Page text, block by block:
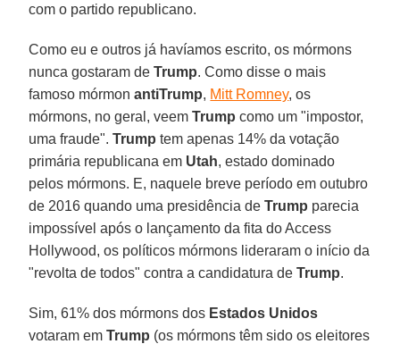
com o partido republicano.
Como eu e outros já havíamos escrito, os mórmons
nunca gostaram deTrump. Como disse o mais
famoso mórmonantiTrump, Mitt Romney, os
mórmons, no geral, veemTrump como um "impostor,
uma fraude".Trump tem apenas 14% da votação
primária republicana em Utah, estado dominado
pelos mórmons. E, naquele breve período em outubro
de 2016 quando uma presidência deTrump parecia
impossível após o lançamento da fita do Access
Hollywood, os políticos mórmons lideraram o início da
"revolta de todos" contra a candidatura deTrump.
Sim, 61% dos mórmons dos Estados Unidos
votaram emTrump (os mórmons têm sido os eleitores